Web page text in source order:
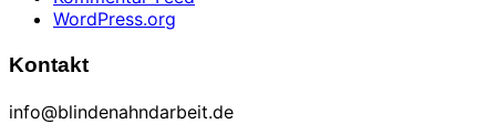
WordPress.org
Kontakt
info@blindenahndarbeit.de